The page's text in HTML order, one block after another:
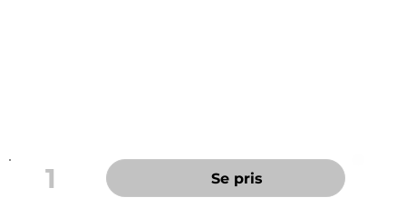
1 Se pris